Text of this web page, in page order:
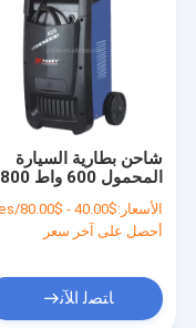
شاحن بطارية السيارة
المحمول 600 واط 800
حرارية تلقائية
الأسعار:$40.00 - $80.00/Pieces
أحصل على آخر سعر
ﺎﺘﺼﻟ ﺍﻶﻧ